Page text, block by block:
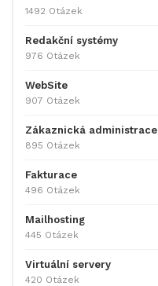
1492 Otázek
Redakční systémy
976 Otázek
WebSite
907 Otázek
Zákaznická administrace
895 Otázek
Fakturace
496 Otázek
Mailhosting
445 Otázek
Virtuální servery
420 Otázek